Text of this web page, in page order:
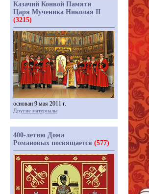
Казачий Конвой Памяти
Царя Мученика Николая II
(3215)
основан 9 мая 2011 г.
Другие материалы
400-летию Дома
Романовых посвящается (577)